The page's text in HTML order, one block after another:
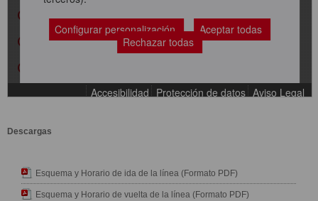
Descargas
Esquema y Horario de ida de la línea (Formato PDF)
Esquema y Horario de vuelta de la línea (Formato PDF)